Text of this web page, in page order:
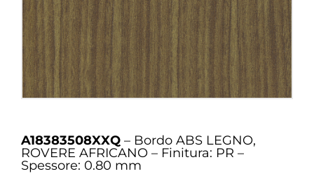
A18383508XXQ – Bordo ABS LEGNO,
ROVERE AFRICANO – Finitura: PR –
Spessore: 0.80 mm